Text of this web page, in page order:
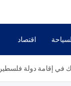
اقتصاد
في إقامة دولة